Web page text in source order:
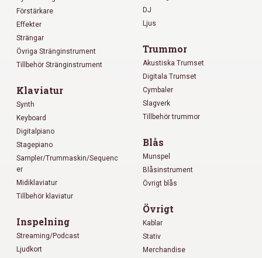
Förstärkare
Effekter
Strängar
Övriga Stränginstrument
Tillbehör Stränginstrument
Klaviatur
Synth
Keyboard
Digitalpiano
Stagepiano
Sampler/Trummaskin/Sequenc
er
Midiklaviatur
Tillbehör klaviatur
Inspelning
Streaming/Podcast
Ljudkort
DJ
Ljus
Trummor
Akustiska Trumset
Digitala Trumset
Cymbaler
Slagverk
Tillbehör trummor
Blås
Munspel
Blåsinstrument
Övrigt blås
Övrigt
Kablar
Stativ
Merchandise